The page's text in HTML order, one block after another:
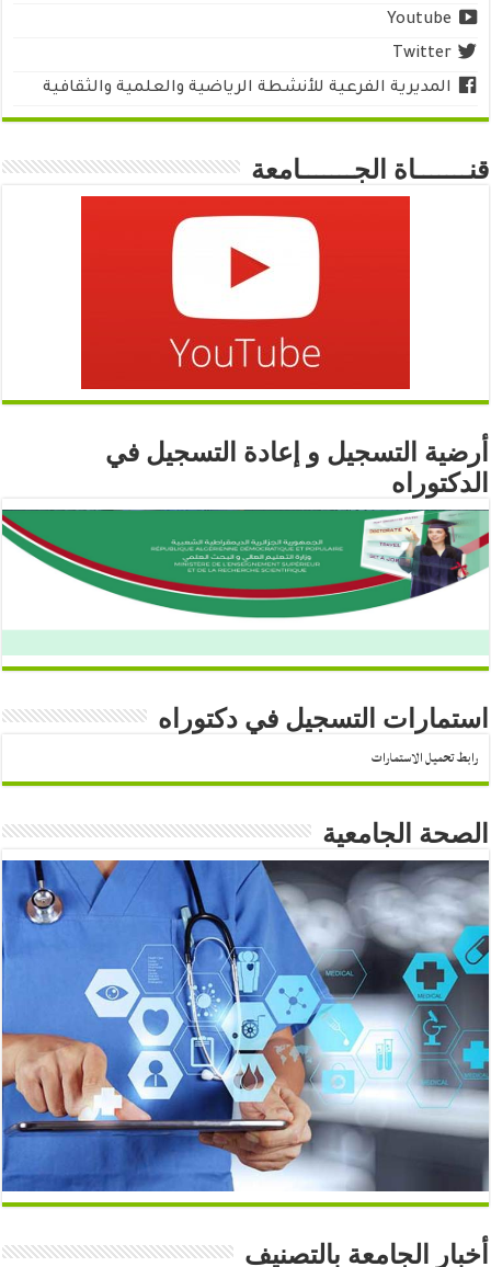
Youtube
Twitter
المديرية الفرعية للأنشطة الرياضية والعلمية والثقافية
قنـــــــاة الجـــــــامعة
أرضية التسجيل و إعادة التسجيل في
الدكتوراه
استمارات التسجيل في دكتوراه
رابط تحميل الاستمارات
الصحة الجامعية
أخبار الجامعة بالتصنيف